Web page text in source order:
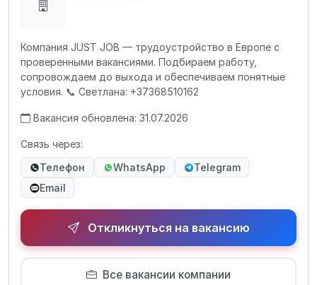
Компания JUST JOB — трудоустройство в Европе с
проверенными вакансиями. Подбираем работу,
сопровождаем до выхода и обеспечиваем понятные
условия. 📞 Светлана: +37368510162
Вакансия обновлена: 31.07.2026
Связь через:
Телефон
WhatsApp
Telegram
Email
Откликнуться на вакансию
Все вакансии компании